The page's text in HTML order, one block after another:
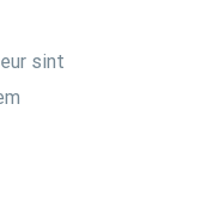
sint